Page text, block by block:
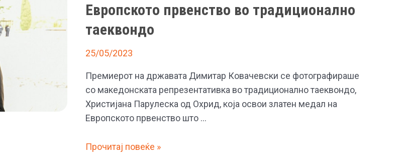
Европското првенство во традиционално
таеквондо
25/05/2023
Премиерот на државата Димитар Ковачевски се фотографираше
со македонската репрезентативка во традиционално таеквондо,
Христијана Парулеска од Охрид, која освои златен медал на
Европското првенство што …
Ковачевски
Прочитај повеќе »